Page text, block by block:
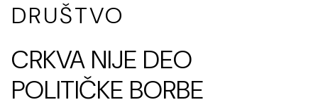
DRUŠTVO
CRKVA NIJE DEO
POLITIČKE BORBE